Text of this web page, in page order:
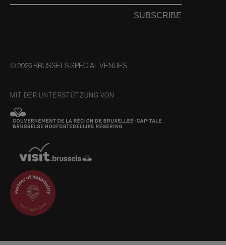
SUBSCRIBE
© 2026 BRUSSELS SPECIAL VENUES
MIT DER UNTERSTÜTZUNG VON